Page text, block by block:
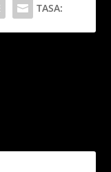
TASA: